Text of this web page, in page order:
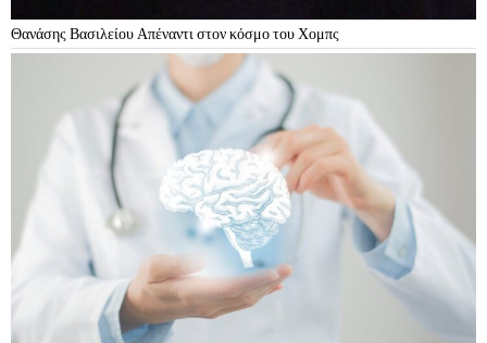
Θανάσης Βασιλείου Απέναντι στον κόσμο του Χομπς